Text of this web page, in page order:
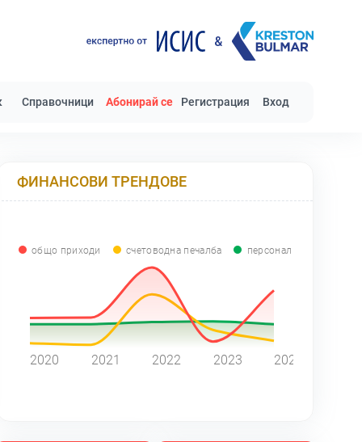
Справочници Абонирай се Регистрация Вход
ФИНАНСОВИ ТРЕНДОВЕ
общо приходи счетоводна печалба персонал
2020 2021 2022 2023 2024